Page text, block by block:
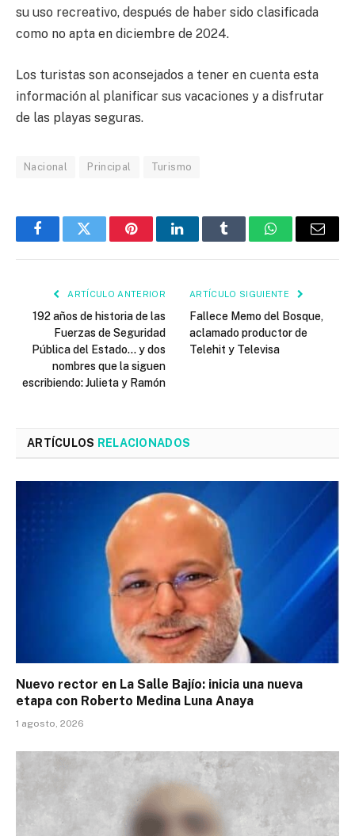
su uso recreativo, después de haber sido clasificada
como no apta en diciembre de 2024.
Los turistas son aconsejados a tener en cuenta esta
información al planificar sus vacaciones y a disfrutar
de las playas seguras.
Nacional Principal Turismo
FacebookTwitter PinterestLinkedInTumblr WhatsAppEmail
ARTÍCULO ANTERIOR
192 años de historia de las
Fuerzas de Seguridad
Pública del Estado… y dos
nombres que la siguen
escribiendo: Julieta y Ramón
ARTÍCULO SIGUIENTE
Fallece Memo del Bosque,
aclamado productor de
Telehit y Televisa
ARTÍCULOS RELACIONADOS
Nuevo rector en La Salle Bajío: inicia una nueva
etapa con Roberto Medina Luna Anaya
1 agosto, 2026